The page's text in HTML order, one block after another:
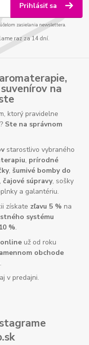
Prihlásiť sa
zasielania newslettera.
raz za 14 dní.
aromaterapie,
suvenírov na
ktorý pravidelne
Ste na správnom
starostlivo vybraného
, prírodné
,šumivé bomby do
,čajové súpravy, sošky
a galantériu.
získate zľavu 5 % na
systému
10 %.
online už od roku
obchode
v predajni.